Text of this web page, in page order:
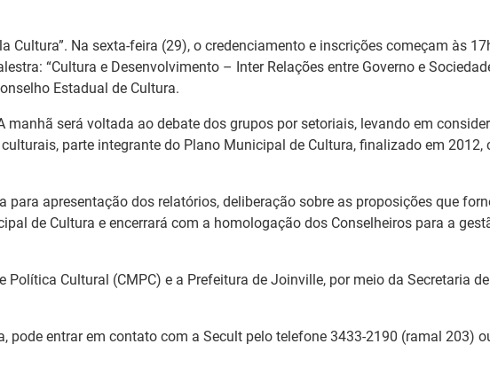
Cultura”. Na sexta-feira (29), o credenciamento e inscrições começam às
“Cultura e Desenvolvimento – Inter Relações entre Governo e
Estadual de Cultura.
será voltada ao debate dos grupos por setoriais, levando em
parte integrante do Plano Municipal de Cultura, finalizado em 2012,
para apresentação dos relatórios, deliberação sobre as proposições que
de Cultura e encerrará com a homologação dos Conselheiros para a
Cultural (CMPC) e a Prefeitura de Joinville, por meio da Secretaria
pode entrar em contato com a Secult pelo telefone 3433-2190 (ramal 203)